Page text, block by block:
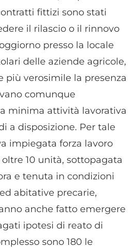
fittizi sono stati
il rilascio o il rinnovo
presso la locale
delle aziende agricole,
più verosimile la presenza
comunque
minima attività lavorativa
a disposizione. Per tale
impiegata forza lavoro
10 unità, sottopagata
e tenuta in condizioni
abitative precarie,
anche fatto emergere
ipotesi di reato di
sono 180 le